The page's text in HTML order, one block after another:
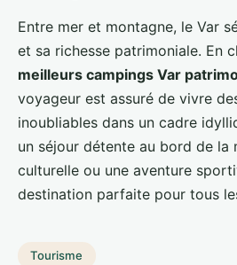
Entre mer et montagne, le Var
et sa richesse patrimoniale. En
meilleurs campings Var
voyageur est assuré de vivre
inoubliables dans un cadre
un séjour détente au bord de la
culturelle ou une aventure
destination parfaite pour tous
Tourisme